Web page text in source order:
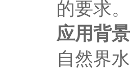
的要求。
应用背景
自然界